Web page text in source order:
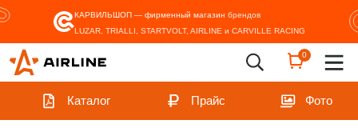
КАРВИЛЬШОП — фирменный магазин брендов
LUZAR, TRIALLI, STARTVOLT, AIRLINE и CARVILLE RACING
0
Каталог Прайс Фото